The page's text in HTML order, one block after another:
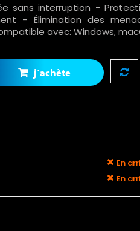
sans interruption -
- Élimination des
avec: Windows,
j'achète
En
En